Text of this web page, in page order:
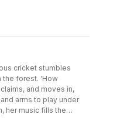
cricket stumbles
the forest. ‘How
and moves in,
arms to play under
her music fills the